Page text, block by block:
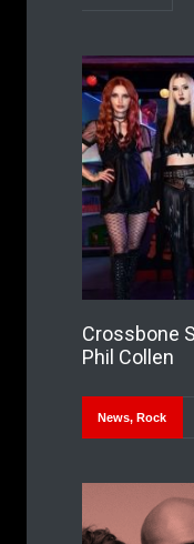
Crossbone
Phil Collen
News, Rock